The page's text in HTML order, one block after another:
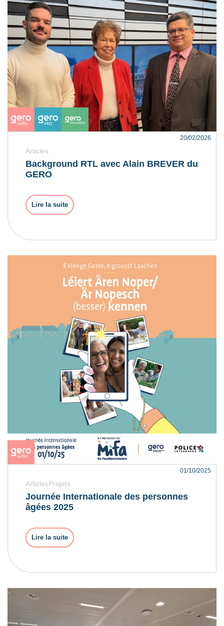
20/02/2026
Articles
Background RTL avec Alain BREVER du
GERO
Lire la suite
01/10/2025
ArticlesProjets
Journée Internationale des personnes
âgées 2025
Lire la suite